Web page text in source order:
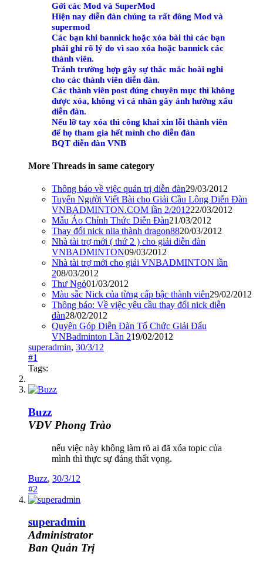
Gởi các Mod và SuperMod
Hiện nay diễn đàn chúng ta rất đông Mod và
supermod
Các bạn khi bannick hoặc xóa bài thì các bạn
phải ghi rõ lý do vì sao xóa hoặc bannick các
thành viên.
Tránh trường hợp gây sự thắc mắc hoài nghi
cho các thành viên diễn đàn.
Các thành viên post đúng chuyên mục thì không
được xóa, không vì cá nhân gây ảnh hưởng xấu
diễn đàn.
Nếu lỡ tay xóa thì công khai xin lỗi thành viên
để họ tham gia hết mình cho diễn đàn
BQT diễn đàn VNB
More Threads in same category
Thông báo về việc quản trị diễn đàn29/03/2012
Tuyển Người Viết Bài cho Giải Cầu Lông Diễn Đàn
VNBADMINTON.COM lần 2/201222/03/2012
Mẫu Áo Chính Thức Diễn Đàn21/03/2012
Thay đổi nick nlia thành dragon8820/03/2012
Nhà tài trợ mới ( thứ 2 ) cho giải diễn đàn
VNBADMINTON09/03/2012
Nhà tài trợ mới cho giải VNBADMINTON lần
208/03/2012
Thư Ngỏ01/03/2012
Màu sắc Nick của từng cấp bậc thành viên29/02/2012
Thông báo: Về việc yêu cầu thay đổi nick diễn
đàn28/02/2012
Quyên Góp Diễn Đàn Tổ Chức Giải Đấu
VNBadminton Lần 219/02/2012
superadmin, 30/3/12
#1
Tags:
Buzz
VĐV Phong Trào
nếu việc này không làm rõ ai đã xóa topic của
mình thì thực sự đáng thất vọng.
Buzz, 30/3/12
#2
superadmin
Administrator
Ban Quản Trị